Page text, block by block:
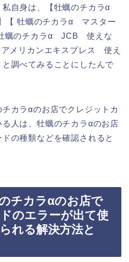
私自身は、【牡蠣のチカラα
【 牡蠣のチカラα マスター
蠣のチカラα JCB 使えな
メリカンエキスプレス 使え
調べてみることにしたんで
カラαのお店でクレジットカ
人は、牡蠣のチカラαのお店
の種類などを確認されると
チカラαのお店で
のエラーが出て使
れる解決方法と